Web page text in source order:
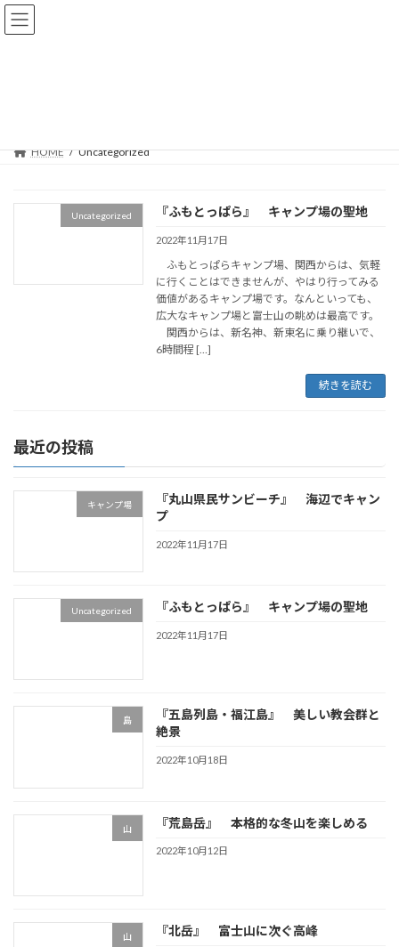
コ
ン
ッ
ナ
ビ
移
HOME Uncategorized
Uncategorized 『ふもとっぱら』 キャンプ場の聖地
2022年11月17日
ふもとっぱらキャンプ場、関西からは、気軽
に行くことはできませんが、やはり行ってみる
価値があるキャンプ場です。なんといっても、
広大なキャンプ場と富士山の眺めは最高です。
関西からは、新名神、新東名に乗り継いで、
6時間程 […]
続きを読む
最近の投稿
キャンプ場
『丸山県民サンビーチ』 海辺でキャン
プ
2022年11月17日
Uncategorized 『ふもとっぱら』 キャンプ場の聖地
2022年11月17日
島
『五島列島・福江島』 美しい教会群と
絶景
2022年10月18日
山 『荒島岳』 本格的な冬山を楽しめる
2022年10月12日
山 『北岳』 富士山に次ぐ高峰